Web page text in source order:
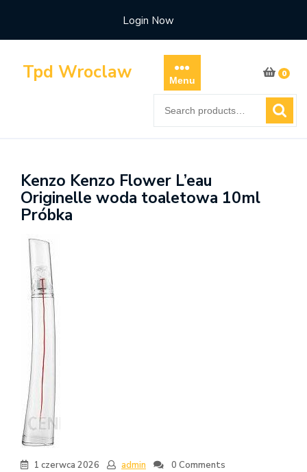
content
Login Now
Tpd Wroclaw Menu
0
for:
Kenzo Kenzo Flower L’eau
Originelle woda toaletowa 10ml
Próbka
1 czerwca 2026 admin 0 Comments